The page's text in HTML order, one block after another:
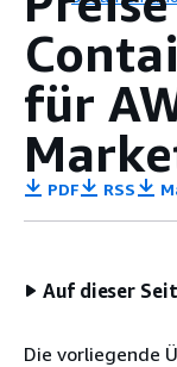
für
PDF RSS
Auf dieser
Die vorliegende